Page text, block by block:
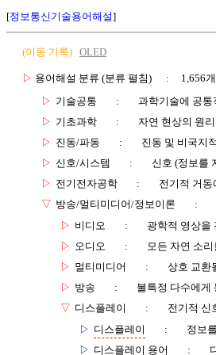
[정보통신기술용어해설]
(이동 기록) OLED
▷ 용어해설 분류 (분류 펼침) : 1,656개
▷ 기술공통 :
과학기술에 공통
▷ 기초과학 :
자연 현상의 원
▷ 진동/파동 :
진동 및 비국지
▷ 신호/시스템 :
신호 (정보를
▷ 전기전자공학 :
전기적 거동
▽ 방송/멀티미디어/정보이론 :
▷ 비디오 :
광학적 영상을
▷ 오디오 :
모든 자연 소
▷ 멀티미디어 :
상호 교환
▷ 방송 :
불특정 다수에게
▽ 디스플레이 :
전기적 신
▷ 디스플레이 :
정보
▷ 디스플레이 용어 :